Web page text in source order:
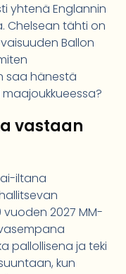
yhtenä Englannin
Chelsean tähti on
Ballon
saa hänestä
vastaan
iltana
2027 MM-
pallollisena ja teki
kun